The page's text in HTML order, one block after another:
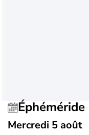
Éphéméride
Mercredi 5 août